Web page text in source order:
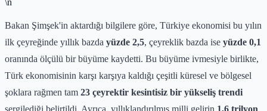
Bakan Şimşek'in aktardığı bilgilere göre, Türkiye ekonomisi bu yılın
ilk çeyreğinde yıllık bazda yüzde 2,5, çeyreklik bazda ise yüzde 0,1
oranında ölçülü bir büyüme kaydetti. Bu büyüme ivmesiyle birlikte,
Türk ekonomisinin karşı karşıya kaldığı çeşitli küresel ve bölgesel
şoklara rağmen tam 23 çeyrektir kesintisiz bir yükseliş trendi
sergilediği belirtildi. Ayrıca, yıllıklandırılmış milli gelirin 1,6 trilyon